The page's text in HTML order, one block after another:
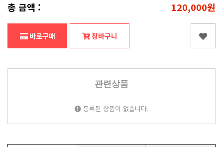
총 금액 : 120,000원
바로구매 장바구니
관련상품
등록된 상품이 없습니다.